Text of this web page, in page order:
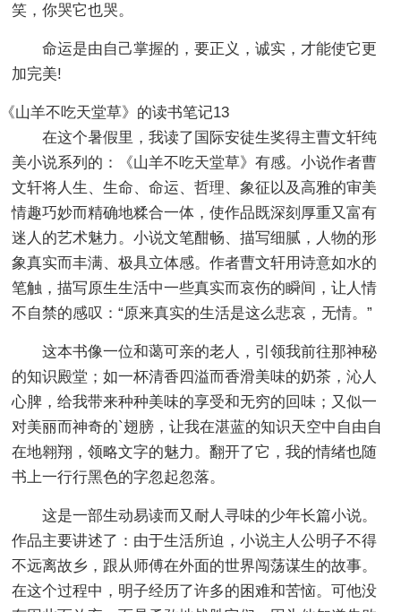
笑，你哭它也哭。
命运是由自己掌握的，要正义，诚实，才能使它更
加完美!
《山羊不吃天堂草》的读书笔记13
在这个暑假里，我读了国际安徒生奖得主曹文轩纯
美小说系列的：《山羊不吃天堂草》有感。小说作者曹
文轩将人生、生命、命运、哲理、象征以及高雅的审美
情趣巧妙而精确地糅合一体，使作品既深刻厚重又富有
迷人的艺术魅力。小说文笔酣畅、描写细腻，人物的形
象真实而丰满、极具立体感。作者曹文轩用诗意如水的
笔触，描写原生生活中一些真实而哀伤的瞬间，让人情
不自禁的感叹：“原来真实的生活是这么悲哀，无情。”
这本书像一位和蔼可亲的老人，引领我前往那神秘
的知识殿堂；如一杯清香四溢而香滑美味的奶茶，沁人
心脾，给我带来种种美味的享受和无穷的回味；又似一
对美丽而神奇的`翅膀，让我在湛蓝的知识天空中自由自
在地翱翔，领略文字的魅力。翻开了它，我的情绪也随
书上一行行黑色的字忽起忽落。
这是一部生动易读而又耐人寻味的少年长篇小说。
作品主要讲述了：由于生活所迫，小说主人公明子不得
不远离故乡，跟从师傅在外面的世界闯荡谋生的故事。
在这个过程中，明子经历了许多的困难和苦恼。可他没